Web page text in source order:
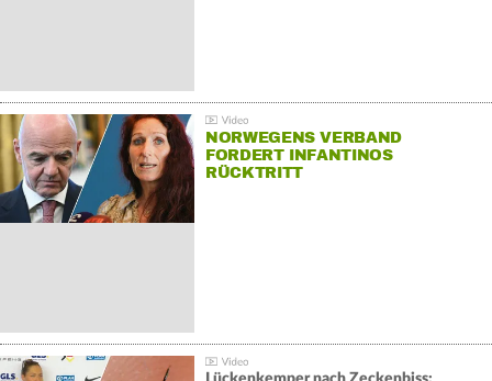
NORWEGENS VERBAND
FORDERT INFANTINOS
RÜCKTRITT